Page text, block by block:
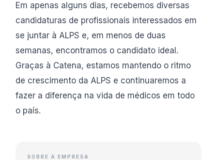
Em apenas alguns dias, recebemos diversas
candidaturas de profissionais interessados em
se juntar à ALPS e, em menos de duas
semanas, encontramos o candidato ideal.
Graças à Catena, estamos mantendo o ritmo
de crescimento da ALPS e continuaremos a
fazer a diferença na vida de médicos em todo
o país.
SOBRE A EMPRESA